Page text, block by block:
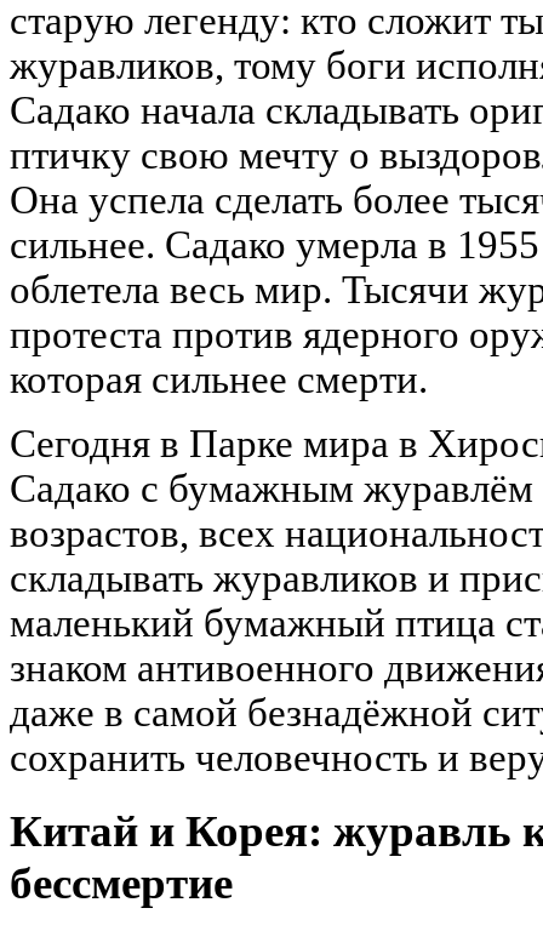
старую легенду: кто сложит
журавликов, тому боги
Садако начала складывать
птичку свою мечту о
Она успела сделать более
сильнее. Садако умерла в
облетела весь мир. Тысячи
протеста против ядерного
которая сильнее смерти.
Сегодня в Парке мира в
Садако с бумажным
возрастов, всех
складывать журавликов и
маленький бумажный птица
знаком антивоенного
даже в самой безнадёжной
сохранить человечность и
Китай и Корея: журавль
бессмертие